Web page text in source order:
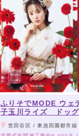
ふりそでMODE ウ
子玉川ライズ ドッ
世田谷区 / 東急田園都市線・大井